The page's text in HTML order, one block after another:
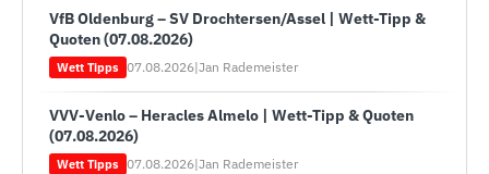
VfB Oldenburg – SV Drochtersen/Assel | Wett-Tipp &
Quoten (07.08.2026)
Wett Tipps 07.08.2026|Jan Rademeister
VVV-Venlo – Heracles Almelo | Wett-Tipp & Quoten
(07.08.2026)
Wett Tipps 07.08.2026|Jan Rademeister